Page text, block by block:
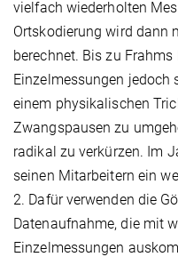
vielfach wiederholten
Ortskodierung wird dann
berechnet. Bis zu Frahms
Einzelmessungen jedoch
einem physikalischen
Zwangspausen zu
radikal zu verkürzen. Im
seinen Mitarbeitern ein
2. Dafür verwenden die
Datenaufnahme, die mit
Einzelmessungen